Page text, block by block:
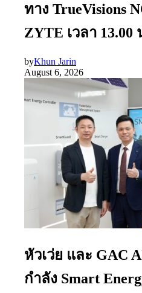
ทาง TrueVisions
ZYTE เวลา 13.00
byKhun Jarin
August 6, 2026
หัวเว่ย และ GAC
กำลัง Smart